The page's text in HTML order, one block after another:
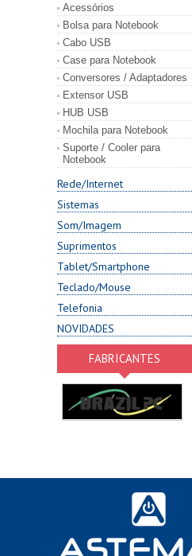
Acessórios
Bolsa para Notebook
Cabo USB
Case para Notebook
Conversores / Adaptadores
Extensor USB
HUB USB
Mochila para Notebook
Suporte / Cooler para
Notebook
Rede/Internet
Sistemas
Som/Imagem
Suprimentos
Tablet/Smartphone
Teclado/Mouse
Telefonia
NOVIDADES
FABRICANTES